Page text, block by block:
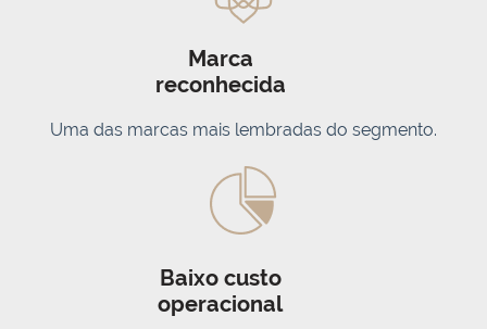
Marca
reconhecida
Uma das marcas mais lembradas do segmento.
Baixo custo
operacional